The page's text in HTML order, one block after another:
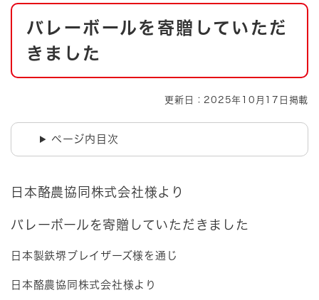
とじる
本
バレーボールを寄贈していただ
きました
更新日：2025年10月17日掲載
ページ内目次
日本酪農協同株式会社様より
バレーボールを寄贈していただきました
日本製鉄堺ブレイザーズ様を通じ
日本酪農協同株式会社様より